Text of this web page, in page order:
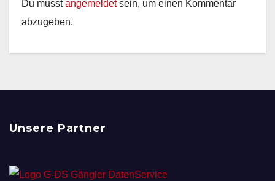
Du musstangemeldetsein, um einen Kommentar
abzugeben.
Unsere Partner